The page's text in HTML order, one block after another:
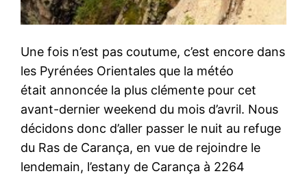
Une fois n’est pas coutume, c’est encore dans
les Pyrénées Orientales que la météo
était annoncée la plus clémente pour cet
avant-dernier weekend du mois d’avril. Nous
décidons donc d’aller passer le nuit au refuge
du Ras de Carança, en vue de rejoindre le
lendemain, l’estany de Carança à 2264